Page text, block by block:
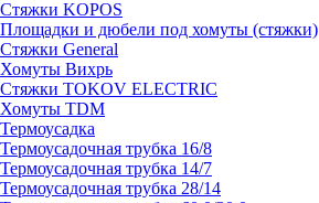
Стяжки KOPOS
Площадки и дюбели под хомуты (стяжки)
Стяжки General
Хомуты Вихрь
Стяжки TOKOV ELECTRIC
Хомуты TDM
Термоусадка
Термоусадочная трубка 16/8
Термоусадочная трубка 14/7
Термоусадочная трубка 28/14